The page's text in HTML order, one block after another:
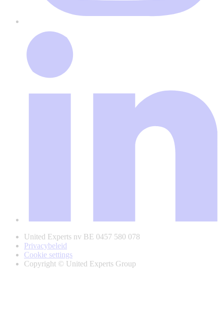
United Experts nv BE 0457 580 078
Privacybeleid
Cookie settings
Copyright © United Experts Group